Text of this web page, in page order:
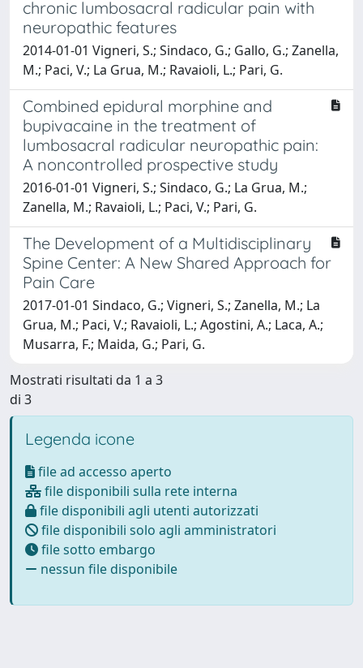
chronic lumbosacral radicular pain with
neuropathic features
2014-01-01 Vigneri, S.; Sindaco, G.; Gallo, G.; Zanella,
M.; Paci, V.; La Grua, M.; Ravaioli, L.; Pari, G.
Combined epidural morphine and
bupivacaine in the treatment of
lumbosacral radicular neuropathic pain:
A noncontrolled prospective study
2016-01-01 Vigneri, S.; Sindaco, G.; La Grua, M.;
Zanella, M.; Ravaioli, L.; Paci, V.; Pari, G.
The Development of a Multidisciplinary
Spine Center: A New Shared Approach for
Pain Care
2017-01-01 Sindaco, G.; Vigneri, S.; Zanella, M.; La
Grua, M.; Paci, V.; Ravaioli, L.; Agostini, A.; Laca, A.;
Musarra, F.; Maida, G.; Pari, G.
Mostrati risultati da 1 a 3
di 3
Legenda icone
file ad accesso aperto
file disponibili sulla rete interna
file disponibili agli utenti autorizzati
file disponibili solo agli amministratori
file sotto embargo
nessun file disponibile